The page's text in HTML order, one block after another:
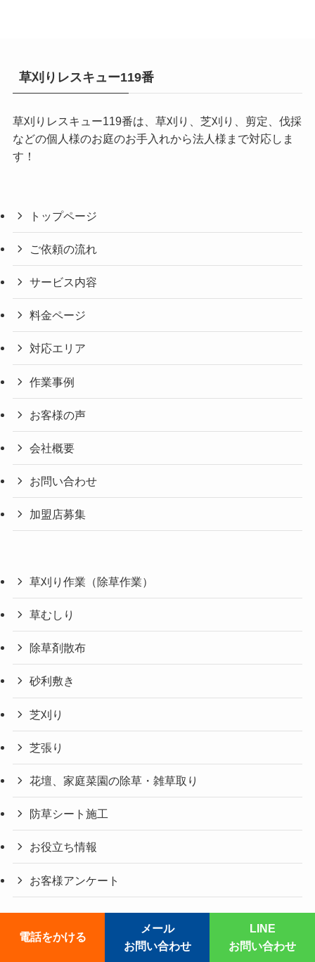
草刈りレスキュー119番
草刈りレスキュー119番は、草刈り、芝刈り、剪定、伐採
などの個人様のお庭のお手入れから法人様まで対応しま
す！
トップページ
ご依頼の流れ
サービス内容
料金ページ
対応エリア
作業事例
お客様の声
会社概要
お問い合わせ
加盟店募集
草刈り作業（除草作業）
草むしり
除草剤散布
砂利敷き
芝刈り
芝張り
花壇、家庭菜園の除草・雑草取り
防草シート施工
お役立ち情報
お客様アンケート
電話をかける
メール
お問い合わせ
LINE
お問い合わせ